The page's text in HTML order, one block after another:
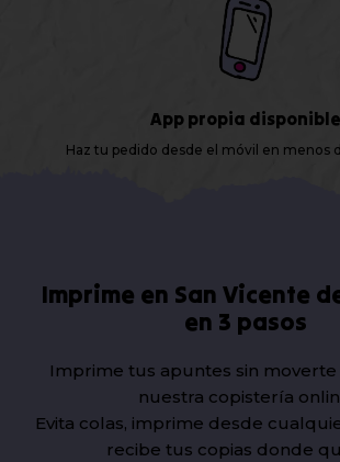
App propia disponible
Haz tu pedido desde el móvil en menos
Imprime en San Vicente
en 3 pasos
Imprime tus apuntes sin moverte
nuestra copistería
Evita colas, imprime desde
recibe tus copias donde